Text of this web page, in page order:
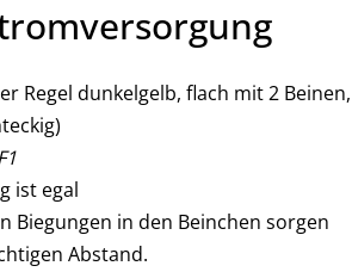
Regel dunkelgelb, flach mit 2 Beinen,
ist egal
Biegungen in den Beinchen sorgen
Abstand.